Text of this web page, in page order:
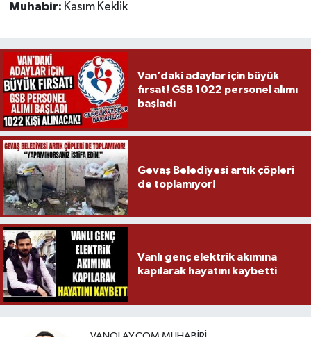
Muhabir: Kasım Keklik
Van’daki adaylar için büyük
fırsat! GSB 1022 personel alımı
başladı
Gevaş Belediyesi artık çöpleri
de toplamıyor!
Vanlı genç elektrik akımına
kapılarak hayatını kaybetti